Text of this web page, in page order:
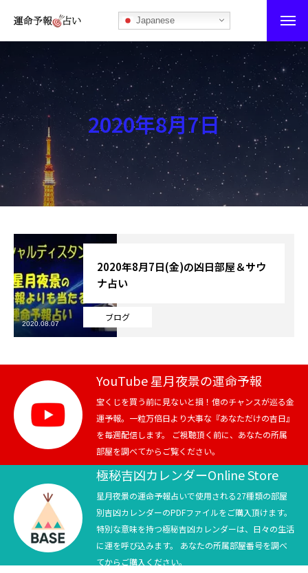
Japanese
運命予報占い
運命予報占いとは
あなたの所属部屋を探そう！
最恐の相性占い
秘伝公開！吉凶カレンダー
記事カテゴリー
ブログ
お知らせ
テニス
スポーツ
競馬
テニス四大大会・五輪
テニス四大大会・五輪
2020年8月7日
ブログ
2020年8月7日(金)の凶日部屋＆サウ
ナ占い
2020.08.07
YouTube 星月夜景の運命予報
宝くじを買う前に見ないと損！億のチャンスが巡る金
運予報。一粒万倍日より大事な『あなただけの吉日』
を毎週配信します。 ご視聴頂く前に、あなたの所属
部屋を調べてからご覧ください。
極秘吉凶カレンダーOnline Store
星月夜景の運命予報占いで使用される27種類の部屋
別吉凶カレンダーのPDFファイルをご購入頂けます。
特別な意味を持つ極秘吉凶カレンダーは、日々の生活
に運を呼び込みます。 あなたの所属部屋番号を調べ
てからご購入ください。